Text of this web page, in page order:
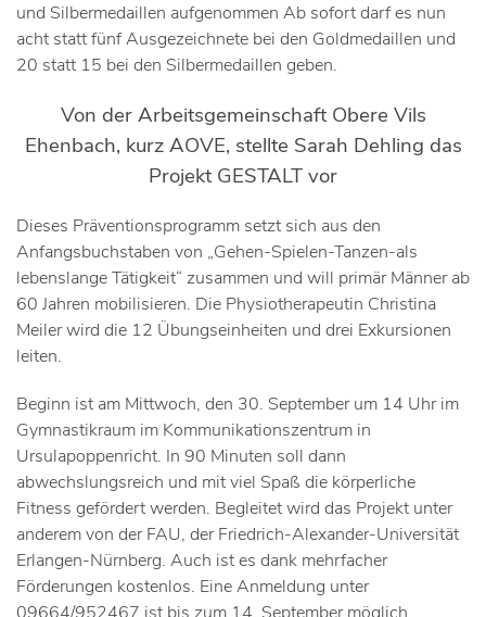
und Silbermedaillen aufgenommen Ab sofort darf es nun
acht statt fünf Ausgezeichnete bei den Goldmedaillen und
20 statt 15 bei den Silbermedaillen geben.
Von der Arbeitsgemeinschaft Obere Vils
Ehenbach, kurz AOVE, stellte Sarah Dehling das
Projekt GESTALT vor
Dieses Präventionsprogramm setzt sich aus den
Anfangsbuchstaben von „Gehen-Spielen-Tanzen-als
lebenslange Tätigkeit“ zusammen und will primär Männer ab
60 Jahren mobilisieren. Die Physiotherapeutin Christina
Meiler wird die 12 Übungseinheiten und drei Exkursionen
leiten.
Beginn ist am Mittwoch, den 30. September um 14 Uhr im
Gymnastikraum im Kommunikationszentrum in
Ursulapoppenricht. In 90 Minuten soll dann
abwechslungsreich und mit viel Spaß die körperliche
Fitness gefördert werden. Begleitet wird das Projekt unter
anderem von der FAU, der Friedrich-Alexander-Universität
Erlangen-Nürnberg. Auch ist es dank mehrfacher
Förderungen kostenlos. Eine Anmeldung unter